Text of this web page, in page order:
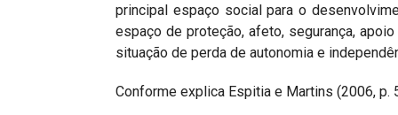
principal espaço social para o
espaço de proteção, afeto, segurança,
situação de perda de autonomia e
Conforme explica Espitia e Martins (2006, p.